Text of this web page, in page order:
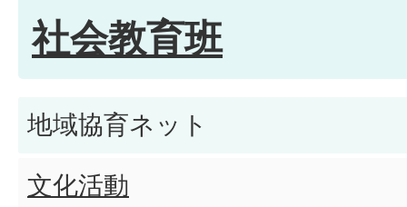
社会教育班
地域協育ネット
文化活動